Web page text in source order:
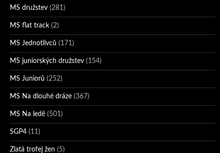
MS družstev (281)
MS flat track (2)
MS Jednotlivců (171)
MS juniorských družstev (154)
MS Juniorů (252)
MS Na dlouhé dráze (367)
MS Na ledě (501)
SGP4 (11)
Zlatá trofej žen (5)